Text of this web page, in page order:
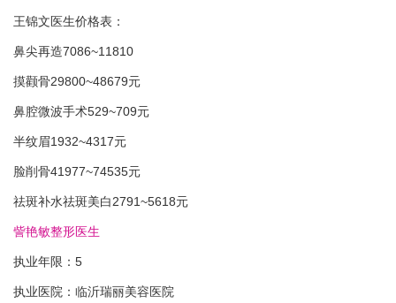
王锦文医生价格表：
鼻尖再造7086~11810
摸颧骨29800~48679元
鼻腔微波手术529~709元
半纹眉1932~4317元
脸削骨41977~74535元
祛斑补水祛斑美白2791~5618元
訾艳敏整形医生
执业年限：5
执业医院：临沂瑞丽美容医院